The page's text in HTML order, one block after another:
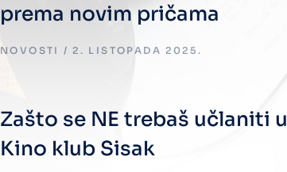
prema novim pričama
NOVOSTI 2. LISTOPADA 2025.
Zašto se NE trebaš učlaniti u
Kino klub Sisak